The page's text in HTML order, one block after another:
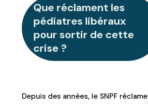
Que réclament les
pédiatres libéraux
pour sortir de cette
crise ?
Depuis des années, le SNPF réclame